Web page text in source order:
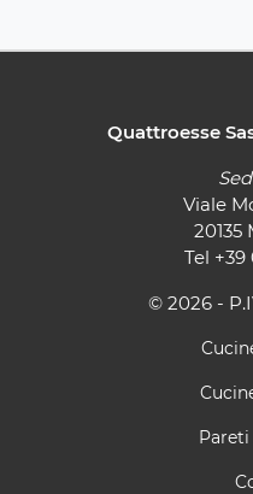
Quattroesse
Viale
20135
Tel +39
© 2026 -